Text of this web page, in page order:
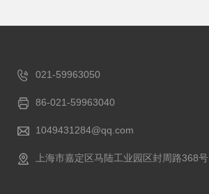
021-59963050
86-021-59963040
1049431284@qq.com
上海市嘉定区马陆工业园区封周路368号